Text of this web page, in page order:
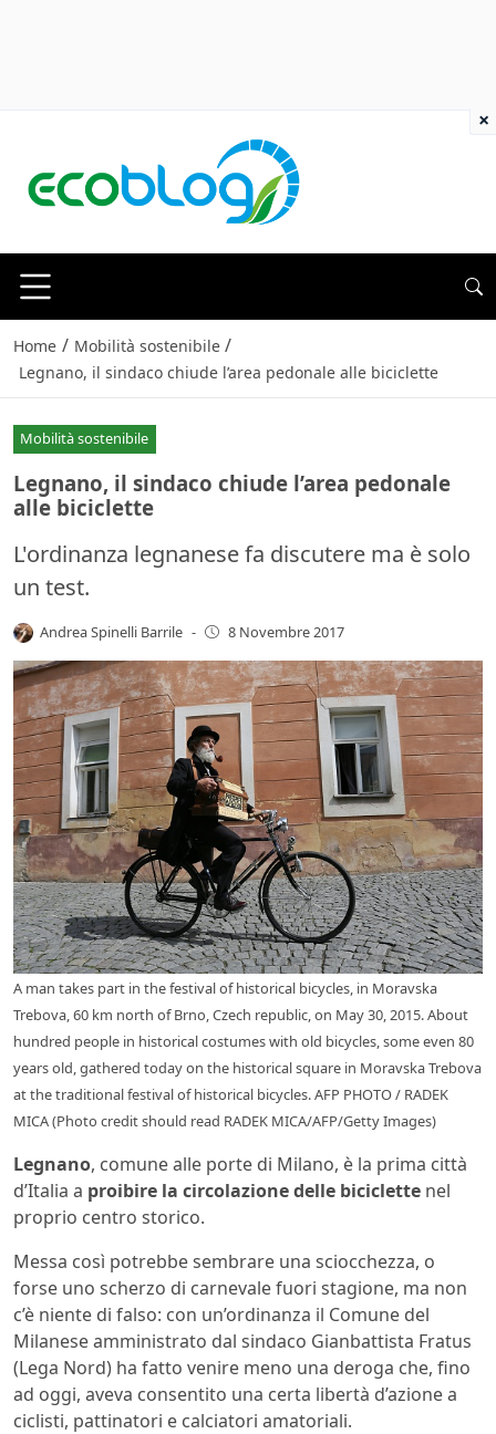
Home / Mobilità sostenibile /
Legnano, il sindaco chiude l’area pedonale alle biciclette
Mobilità sostenibile
Legnano, il sindaco chiude l’area pedonale
alle biciclette
L'ordinanza legnanese fa discutere ma è solo
un test.
Andrea Spinelli Barrile - 8 Novembre 2017
A man takes part in the festival of historical bicycles, in Moravska
Trebova, 60 km north of Brno, Czech republic, on May 30, 2015. About
hundred people in historical costumes with old bicycles, some even 80
years old, gathered today on the historical square in Moravska Trebova
at the traditional festival of historical bicycles. AFP PHOTO / RADEK
MICA (Photo credit should read RADEK MICA/AFP/Getty Images)
Legnano, comune alle porte di Milano, è la prima città
d’Italia a proibire la circolazione delle biciclette nel
proprio centro storico.
Messa così potrebbe sembrare una sciocchezza, o
forse uno scherzo di carnevale fuori stagione, ma non
c’è niente di falso: con un’ordinanza il Comune del
Milanese amministrato dal sindaco Gianbattista Fratus
(Lega Nord) ha fatto venire meno una deroga che, fino
ad oggi, aveva consentito una certa libertà d’azione a
ciclisti, pattinatori e calciatori amatoriali.
×